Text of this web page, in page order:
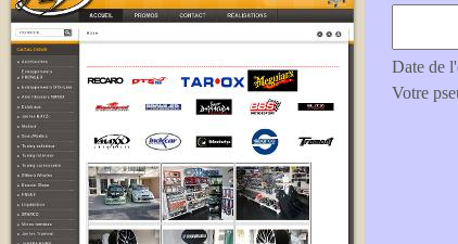
Date de
Votre